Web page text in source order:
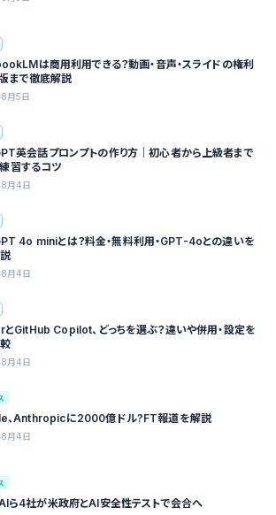
は商用利用できる？動画・音声・スライドの権利
まで徹底解説
月5日
英会話プロンプトの作り方｜初心者から上級者まで
習するコツ
月4日
4o miniとは？料金・無料利用・GPT-4oとの違いを
月4日
GitHub Copilot、どっちを選ぶ？違いや併用・設定を
月4日
、Anthropicに2000億ドル?FT報道を解説
月4日
ら4社が米政府とAI安全性テストで会合へ